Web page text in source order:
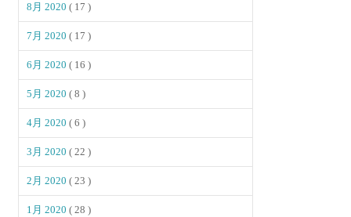
8月 2020( 17 )
7月 2020( 17 )
6月 2020( 16 )
5月 2020( 8 )
4月 2020( 6 )
3月 2020( 22 )
2月 2020( 23 )
1月 2020( 28 )